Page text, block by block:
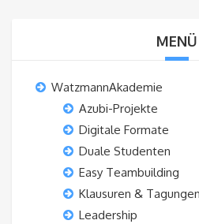
MENÜ
WatzmannAkademie
Azubi-Projekte
Digitale Formate
Duale Studenten
Easy Teambuilding
Klausuren & Tagungen
Leadership